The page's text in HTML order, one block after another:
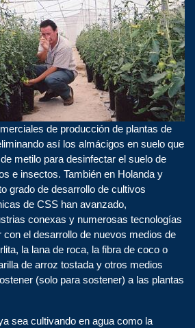
de producción de plantas de
así los almácigos en suelo que
metilo para desinfectar el suelo de
e insectos. También en Holanda y
grado de desarrollo de cultivos
de CSS han avanzado,
conexas y numerosas tecnologías
con el desarrollo de nuevos medios de
la lana de roca, la fibra de coco o
de arroz tostada y otros medios
(solo para sostener) a las plantas
sea cultivando en agua como la